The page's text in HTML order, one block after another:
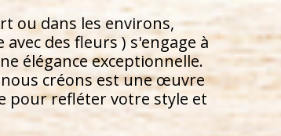
ou dans les environs,
avec des fleurs ) s'engage à
élégance exceptionnelle.
créons est une œuvre
pour refléter votre style et